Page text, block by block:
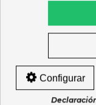
LIERAC
ACEITE IP30
18,95 €
Añadir al
Configurar